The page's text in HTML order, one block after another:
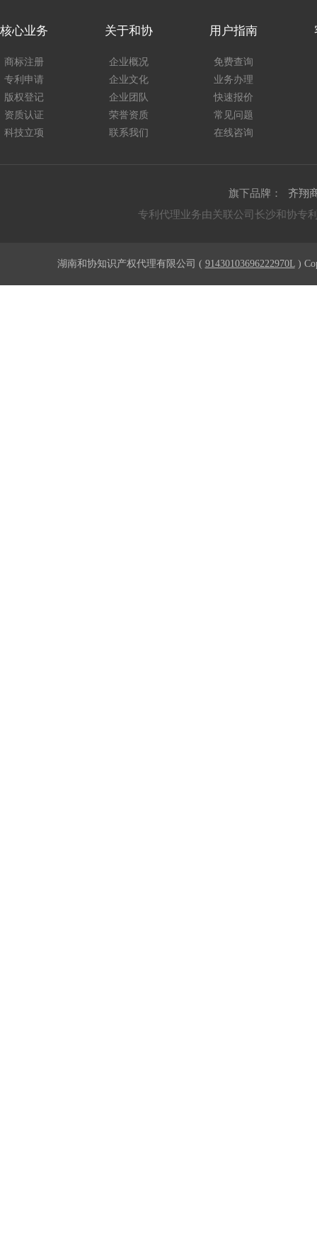
核心业务
商标注册
专利申请
版权登记
资质认证
科技立项
关于和协
企业概况
企业文化
企业团队
荣誉资质
联系我们
用户指南
免费查询
业务办理
快速报价
常见问题
在线咨询
旗下品牌：
齐翔
专利代理业务由关联公司长沙和协专
湖南和协知识产权代理有限公司 ( 91430103696222970L)